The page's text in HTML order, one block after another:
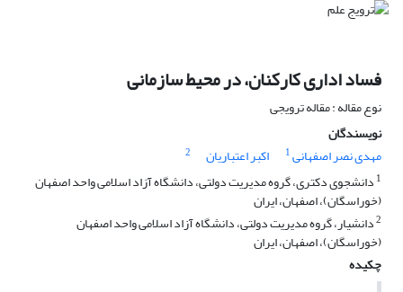
فساد اداری کارکنان، در محیط سازمانی
نوع مقاله : مقاله ترویجی
نویسندگان
مهدی نصر اصفهانی1 اکبر اعتباریان
2
1 دانشجوی دکتری، گروه مدیریت دولتی، دانشگاه آزاد اسلامی واحد اصفهان
(خوراسگان)، اصفهان، ایران
2دانشیار، گروه مدیریت دولتی، دانشگاه آزاد اسلامی واحد اصفهان
(خوراسگان)، اصفهان، ایران
چکیده